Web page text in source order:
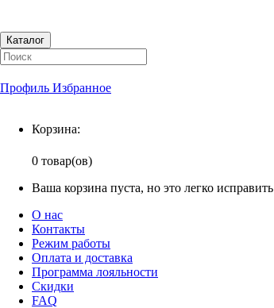
Каталог
Профиль Избранное
Корзина:
0 товар(ов)
Ваша корзина пуста, но это легко исправить
О нас
Контакты
Режим работы
Оплата и доставка
Программа лояльности
Скидки
FAQ